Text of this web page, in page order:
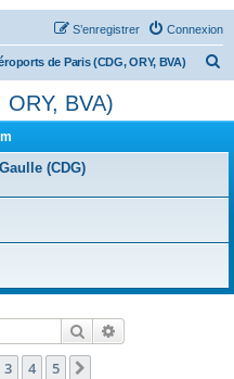
Connexion
S’enregistrer
de Paris (CDG, ORY, BVA)
h
r
BVA)
(CDG)
Rechercher
3 4 5